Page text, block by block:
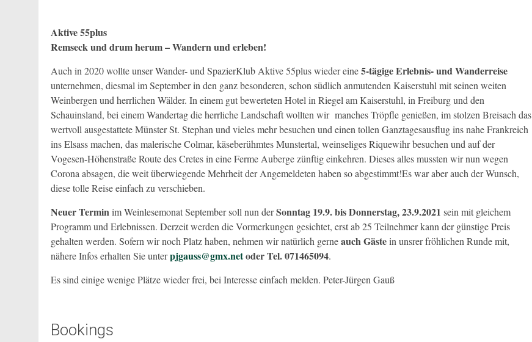
Aktive 55plus
Remseck und drum herum – Wandern und erleben!
Auch in 2020 wollte unser Wander- und SpazierKlub Aktive 55plus wieder eine5-tägige Erlebnis- und Wanderreise
unternehmen, diesmal im September in den ganz besonderen, schon südlich anmutenden Kaiserstuhl mit seinen weiten
Weinbergen und herrlichen Wälder. In einem gut bewerteten Hotel in Riegel am Kaiserstuhl, in Freiburg und den
Schauinsland, bei einem Wandertag die herrliche Landschaft wollten wir manches Tröpfle genießen, im stolzen Breisach das
wertvoll ausgestattete Münster St. Stephan und vieles mehr besuchen und einen tollen Ganztagesausflug ins nahe Frankreich
ins Elsass machen, das malerische Colmar, käseberühmtes Munstertal, weinseliges Riquewihr besuchen und auf der
Vogesen-Höhenstraße Route des Cretes in eine Ferme Auberge zünftig einkehren. Dieses alles mussten wir nun wegen
Corona absagen, die weit überwiegende Mehrheit der Angemeldeten haben so abgestimmt!Es war aber auch der Wunsch,
diese tolle Reise einfach zu verschieben.
Neuer Terminim Weinlesemonat September soll nun derSonntag 19.9. bis Donnerstag, 23.9.2021 sein mit gleichem
Programm und Erlebnissen. Derzeit werden die Vormerkungen gesichtet, erst ab 25 Teilnehmer kann der günstige Preis
gehalten werden. Sofern wir noch Platz haben, nehmen wir natürlich gerneauch Gästein unsrer fröhlichen Runde mit,
nähere Infos erhalten Sie unterpjgauss@gmx.netoder Tel. 071465094.
Es sind einige wenige Plätze wieder frei, bei Interesse einfach melden. Peter-Jürgen Gauß
Bookings